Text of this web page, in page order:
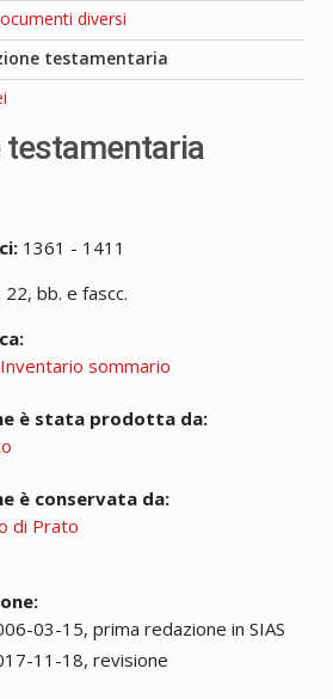
diversi
testamentaria
testamentaria
1361 - 1411
bb. e fascc.
sommario
è stata prodotta da:
è conservata da:
di Prato
03-15, prima redazione in SIAS
11-18, revisione